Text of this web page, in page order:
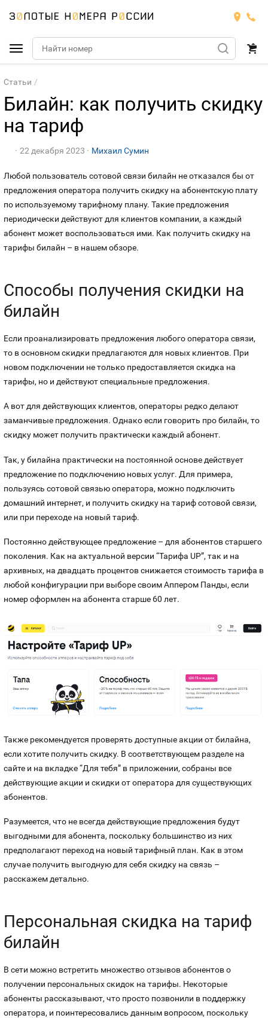
Подобрать номер
Билайн
Номера
МЕГАФОН
Номера
Тарифы
Йота
ЙОТА
Продать номер
Контакты
Устройства
Статьи
Билайн: как получить скидку
на тариф
22 декабря 2023 Михаил Сумин
Любой пользователь сотовой связи билайн не отказался бы от
предложения оператора получить скидку на абонентскую плату
по используемому тарифному плану. Такие предложения
периодически действуют для клиентов компании, а каждый
абонент может воспользоваться ими. Как получить скидку на
тарифы билайн – в нашем обзоре.
Способы получения скидки на
билайн
Если проанализировать предложения любого оператора связи,
то в основном скидки предлагаются для новых клиентов. При
новом подключении не только предоставляется скидка на
тарифы, но и действуют специальные предложения.
А вот для действующих клиентов, операторы редко делают
заманчивые предложения. Однако если говорить про билайн, то
скидку может получить практически каждый абонент.
Так, у билайна практически на постоянной основе действует
предложение по подключению новых услуг. Для примера,
пользуясь сотовой связью оператора, можно подключить
домашний интернет, и получить скидку на тариф сотовой связи,
или при переходе на новый тариф.
Постоянно действующее предложение – для абонентов старшего
поколения. Как на актуальной версии “Тарифа UP”, так и на
архивных, на двадцать процентов снижается стоимость тарифа в
любой конфигурации при выборе своим Аппером Панды, если
номер оформлен на абонента старше 60 лет.
Также рекомендуется проверять доступные акции от билайна,
если хотите получить скидку. В соответствующем разделе на
сайте и на вкладке “Для тебя” в приложении, собраны все
действующие акции и скидки от оператора для существующих
абонентов.
Разумеется, что не всегда действующие предложения будут
выгодными для абонента, поскольку большинство из них
предполагают переход на новый тарифный план. Как в этом
случае получить выгодную для себя скидку на связь –
расскажем детально.
Персональная скидка на тариф
билайн
В сети можно встретить множество отзывов абонентов о
получении персональных скидок на тарифы. Некоторые
абоненты рассказывают, что просто позвонили в поддержку
оператора, и поинтересовались данным вопросом, поскольку